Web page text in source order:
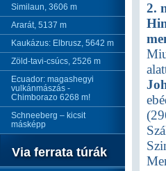
Similaun, 3606 m
Ararát, 5137 m
Kaukázus: Elbrusz, 5642 m
Zöld-tavi-csúcs, 2526 m
Ecuador: magashegyi
vulkánmászás -
Chimborazo 6268 m!
Schneeberg – kicsit
másképp
Via ferrata túrák
2.